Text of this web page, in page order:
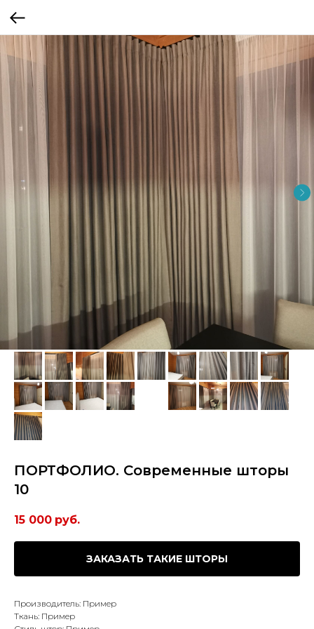
ПОРТФОЛИО. Современные шторы
10
15 000 руб.
ЗАКАЗАТЬ ТАКИЕ ШТОРЫ
Производитель: Пример
Ткань: Пример